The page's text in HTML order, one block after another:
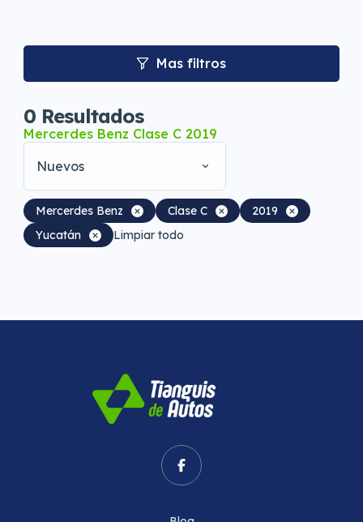
Mas filtros
0 Resultados
Mercerdes Benz Clase C 2019
Nuevos
Mercerdes Benz Clase C
2019
Yucatán
Limpiar todo